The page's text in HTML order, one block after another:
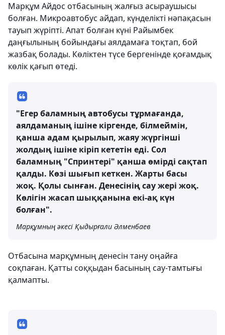
Марқұм Айдос отбасының жалғыз асыраушысы
болған. Микроавтобус айдап, күнделікті нәпақасын
тауып жүріпті. Апат болған күні Райымбек
даңғылының бойындағы аялдамаға тоқтап, бой
жазбақ болады. Көліктен түсе бергенінде қоғамдық
көлік қағып өтеді.
"Егер баламның автобусы тұрмағанда,
аялдаманың ішіне кіргенде, білмеймін,
қанша адам қырылып, жаяу жүргінші
жолдың ішіне кіріп кететін еді. Сол
баламның "Спринтері" қанша өмірді сақтап
қалды. Көзі шығып кеткен. Жарты басы
жоқ. Қолы сынған. Денесінің сау жері жоқ.
Көлігін жасап шыққанына екі-ақ күн
болған".
Марқұмның әкесі Қыдырғали Әлменбаев
Отбасына марқұмның денесін тану оңайға
соқпаған. Қатты соққыдан басының сау-тамтығы
қалмапты.